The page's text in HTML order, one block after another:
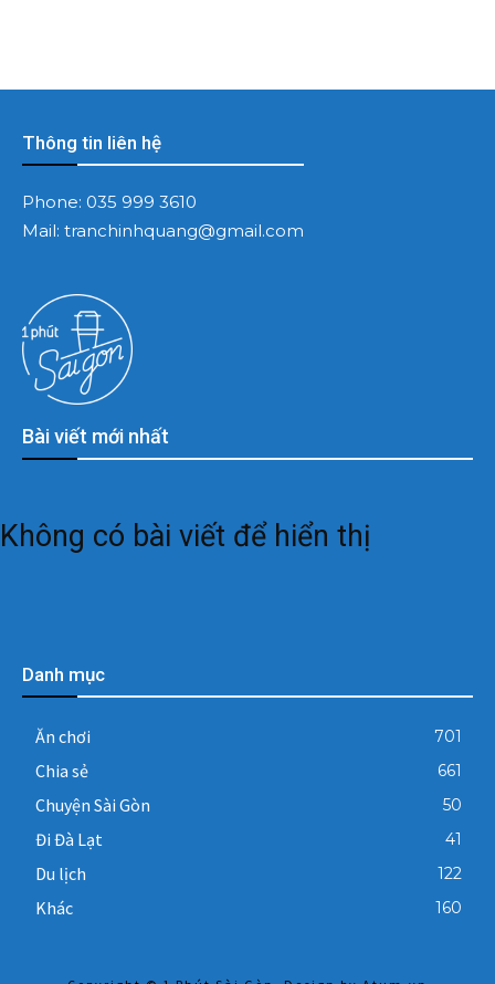
Bài viết mới nhất
Không có bài viết để hiển thị
Danh mục
Ăn chơi 701
Chia sẻ 661
Chuyện Sài Gòn 50
Đi Đà Lạt 41
Du lịch 122
Khác 160
Thông tin liên hệ
Phone: 035 999 3610
Mail: tranchinhquang@gmail.com